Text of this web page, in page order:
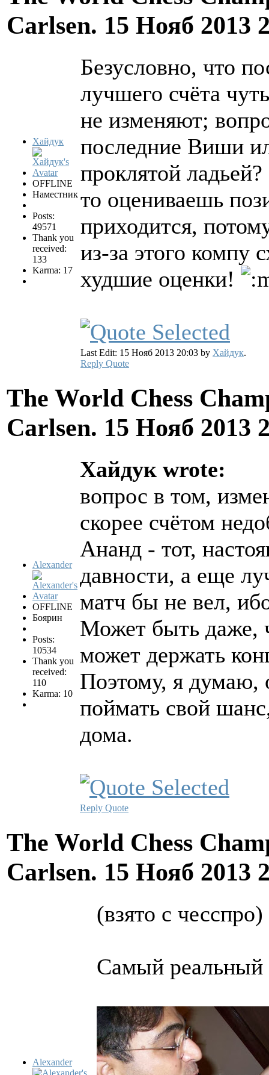
Carlsen. 15 Нояб 2013
Хайдук
OFFLINE
Наместник
Posts:
49571
Thank you
received:
133
Karma: 17
Безусловно, что
лучшего счёта
не изменяют;
последние Виши
проклятой
то оцениваешь
приходится,
из-за этого компу
худшие оценки!
Last Edit: 15 Нояб 2013 20:03 by Хайдук.
Reply Quote
The World Chess
Carlsen. 15 Нояб 2013
Alexander
OFFLINE
Боярин
Posts:
10534
Thank you
received:
110
Karma: 10
Хайдук wrote:
вопрос в том,
скорее счётом
Ананд - тот,
давности, а еще
матч бы не вел,
Может быть даже,
может держать
Поэтому, я думаю,
поймать свой
дома.
Reply Quote
The World Chess
Carlsen. 15 Нояб 2013
Alexander
(взято с чесспро)
Самый